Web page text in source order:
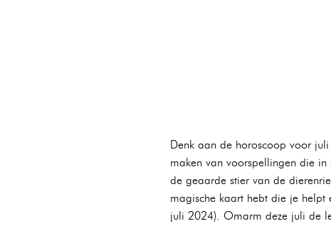
Denk aan de horoscoop voor
maken van voorspellingen die
de geaarde stier van de
magische kaart hebt die je helpt
juli 2024). Omarm deze juli de